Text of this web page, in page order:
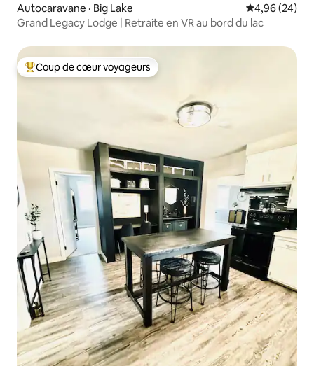
Autocaravane · Big Lake Note
4,96 (24)
Grand Legacy Lodge | Retraite en VR au bord du lac
Coup de cœur voyageurs parmi les plus aimés
Coup de cœur voyageurs